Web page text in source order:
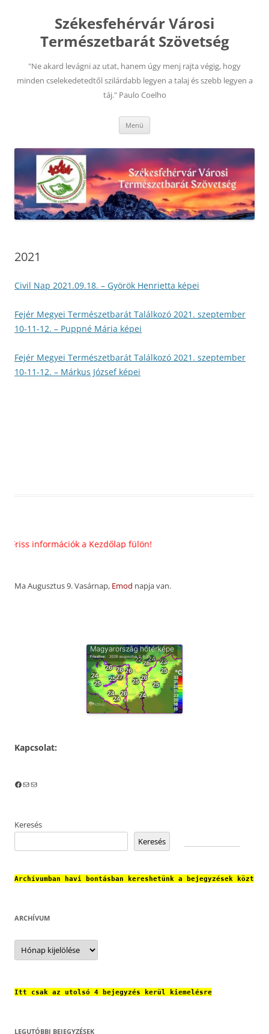
tartalombaSzékesfehérvár Városi
Természetbarát Szövetség
"Ne akard levágni az utat, hanem úgy menj rajta végig, hogy
minden cselekedetedtől szilárdabb legyen a talaj és szebb legyen a
táj." Paulo Coelho
Menü
2021
Civil Nap 2021.09.18. – Györök Henrietta képei
Fejér Megyei Természetbarát Találkozó 2021. szeptember
10-11-12. – Puppné Mária képei
Fejér Megyei Természetbarát Találkozó 2021. szeptember
10-11-12. – Márkus József képei
információk a Kezdőlap fülön!
Ma Augusztus 9. Vasárnap, Emod napja van.
Kapcsolat:
Facebook
Mail
Mail
Keresés
Keresés
Archívumban havi bontásban kereshetünk a bejegyzések közt
ARCHÍVUM
Archívum
Itt csak az utolsó 4 bejegyzés kerül kiemelésre
LEGUTÓBBI BEJEGYZÉSEK